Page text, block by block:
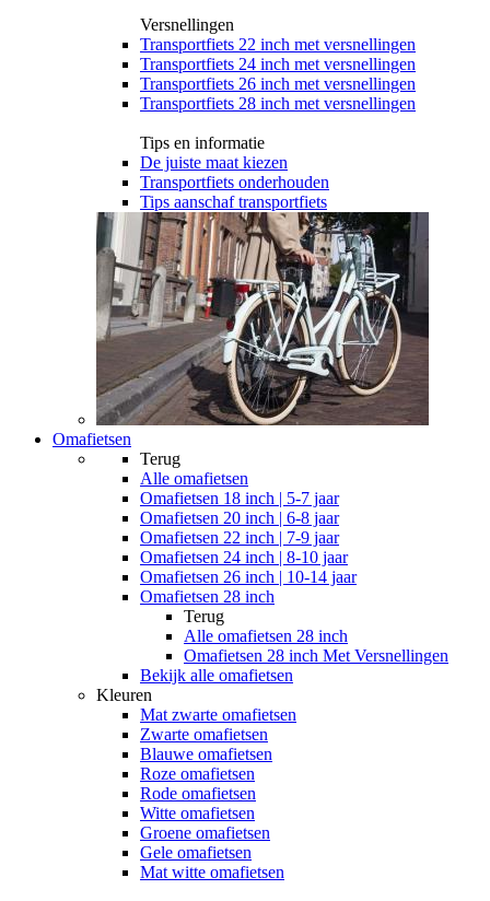
Versnellingen
Transportfiets 22 inch met versnellingen
Transportfiets 24 inch met versnellingen
Transportfiets 26 inch met versnellingen
Transportfiets 28 inch met versnellingen
Tips en informatie
De juiste maat kiezen
Transportfiets onderhouden
Tips aanschaf transportfiets
Omafietsen
Terug
Alle omafietsen
Omafietsen 18 inch | 5-7 jaar
Omafietsen 20 inch | 6-8 jaar
Omafietsen 22 inch | 7-9 jaar
Omafietsen 24 inch | 8-10 jaar
Omafietsen 26 inch | 10-14 jaar
Omafietsen 28 inch
Terug
Alle omafietsen 28 inch
Omafietsen 28 inch Met Versnellingen
Bekijk alle omafietsen
Kleuren
Mat zwarte omafietsen
Zwarte omafietsen
Blauwe omafietsen
Roze omafietsen
Rode omafietsen
Witte omafietsen
Groene omafietsen
Gele omafietsen
Mat witte omafietsen